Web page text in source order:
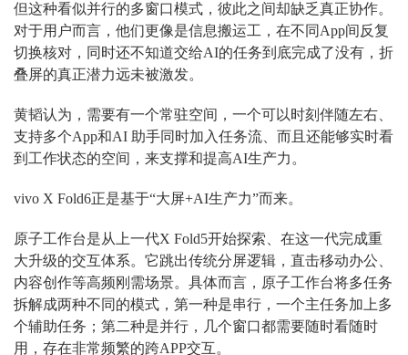
但这种看似并行的多窗口模式，彼此之间却缺乏真正协作。
对于用户而言，他们更像是信息搬运工，在不同App间反复
切换核对，同时还不知道交给AI的任务到底完成了没有，折
叠屏的真正潜力远未被激发。
黄韬认为，需要有一个常驻空间，一个可以时刻伴随左右、
支持多个App和AI 助手同时加入任务流、而且还能够实时看
到工作状态的空间，来支撑和提高AI生产力。
vivo X Fold6正是基于“大屏+AI生产力”而来。
原子工作台是从上一代X Fold5开始探索、在这一代完成重
大升级的交互体系。它跳出传统分屏逻辑，直击移动办公、
内容创作等高频刚需场景。具体而言，原子工作台将多任务
拆解成两种不同的模式，第一种是串行，一个主任务加上多
个辅助任务；第二种是并行，几个窗口都需要随时看随时
用，存在非常频繁的跨APP交互。